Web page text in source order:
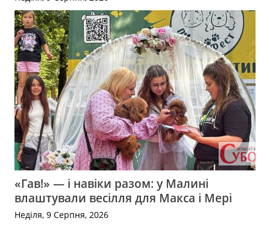
«Гав!» — і навіки разом: у Малині
влаштували весілля для Макса і Мері
Неділя, 9 Серпня, 2026